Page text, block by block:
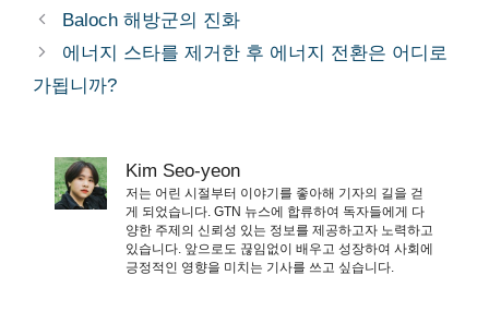
Baloch 해방군의 진화
에너지 스타를 제거한 후 에너지 전환은 어디로
가됩니까?
Kim Seo-yeon
저는 어린 시절부터 이야기를 좋아해 기자의 길을 걷
게 되었습니다. GTN 뉴스에 합류하여 독자들에게 다
양한 주제의 신뢰성 있는 정보를 제공하고자 노력하고
있습니다. 앞으로도 끊임없이 배우고 성장하여 사회에
긍정적인 영향을 미치는 기사를 쓰고 싶습니다.